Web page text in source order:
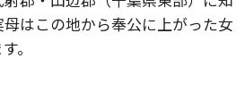
はこの地から奉公に上がった女
。